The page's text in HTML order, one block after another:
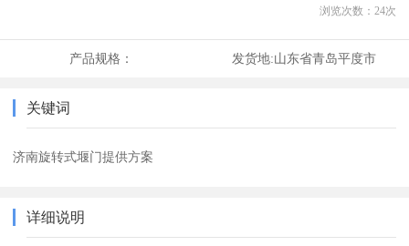
浏览次数： 24次
产品规格： 发货地:山东省青岛平度市
关键词
济南旋转式堰门提供方案
详细说明